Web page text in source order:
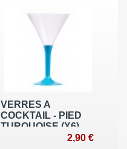
VERRES A
COCKTAIL - PIED
TURQUOISE (X6)
2,90 €